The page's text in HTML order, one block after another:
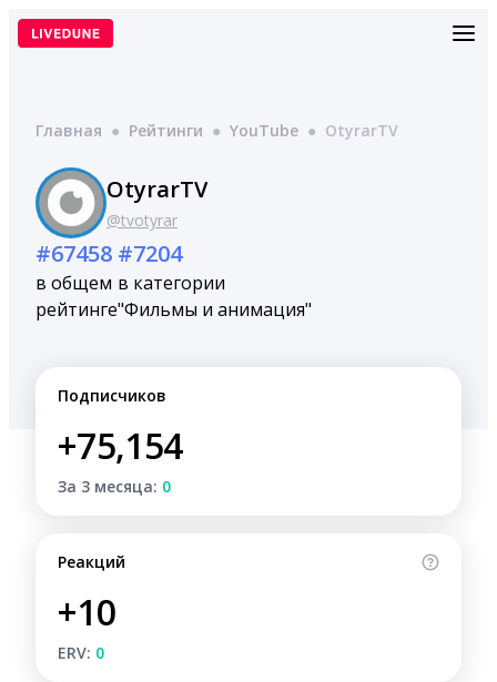
Перейти
Главная ● Рейтинги ● YouTube ● OtyrarTV
OtyrarTV
@tvotyrar
#67458
в общем
рейтинге
#7204
в категории
"Фильмы и анимация"
Подписчиков
+75,154
За 3 месяца: 0
Реакций
+10
ERV: 0